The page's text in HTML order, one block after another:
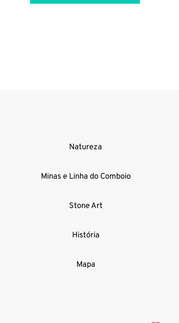
Natureza
Minas e Linha do Comboio
Stone Art
História
Mapa